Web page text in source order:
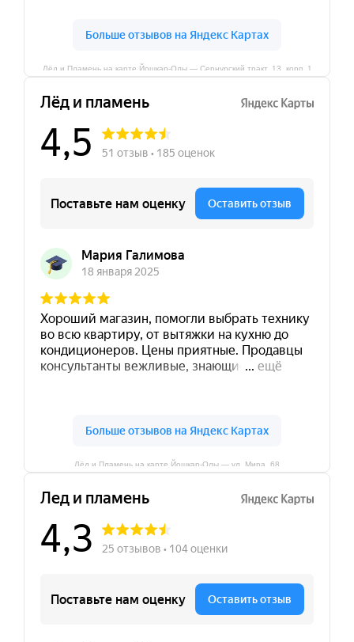
Лёд и Пламень на карте Йошкар‑Олы — Сернурский тракт, 13, корп. 1
Лёд и Пламень на карте Йошкар‑Олы — ул. Мира, 68